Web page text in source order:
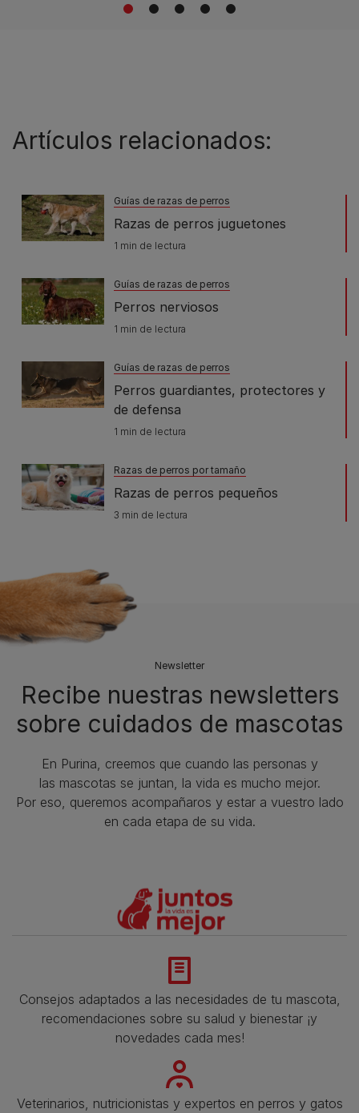
1 2 3 4 5
Artículos relacionados:
Guías de razas de perros
Razas de perros juguetones
1 min de lectura
Guías de razas de perros
Perros nerviosos
1 min de lectura
Guías de razas de perros
Perros guardiantes, protectores y
de defensa
1 min de lectura
Razas de perros por tamaño
Razas de perros pequeños
3 min de lectura
Newsletter
Recibe nuestras newsletters
sobre cuidados de mascotas​
En Purina, creemos que cuando las personas y
las mascotas se juntan, la vida es mucho mejor.
Por eso, queremos acompañaros y estar a vuestro lado
en cada etapa de su vida.​
Consejos adaptados a las necesidades de tu mascota,
recomendaciones sobre su salud y bienestar ¡y
novedades cada mes!
Veterinarios, nutricionistas y expertos en perros y gatos